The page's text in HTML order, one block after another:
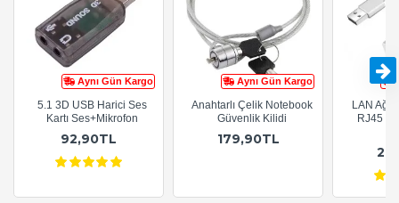
Aynı Gün Kargo
5.1 3D USB Harici Ses
Kartı Ses+Mikrofon
92,90TL
Aynı Gün Kargo
Anahtarlı Çelik Notebook
Güvenlik Kilidi
179,90TL
LAN Ağ
RJ45